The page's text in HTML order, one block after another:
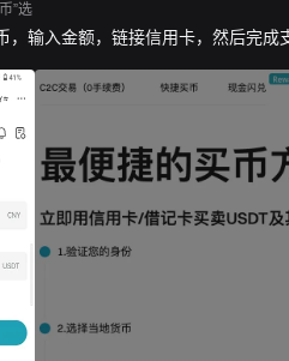
”选
，输入金额，链接信用卡，然后完成